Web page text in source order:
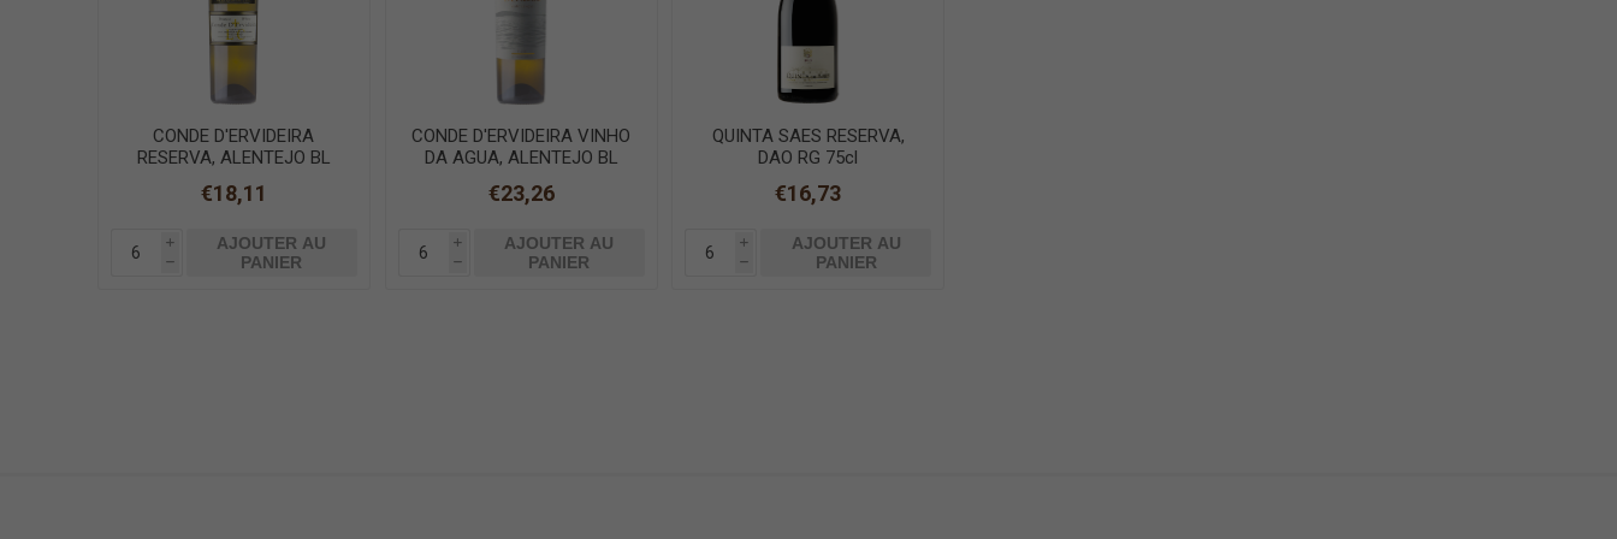
CONDE D'ERVIDEIRA
RESERVA, ALENTEJO BL
€18,11
i
h
AJOUTER AU
PANIER
CONDE D'ERVIDEIRA VINHO
DA AGUA, ALENTEJO BL
€23,26
i
h
AJOUTER AU
PANIER
QUINTA SAES RESERVA,
DAO RG 75cl
€16,73
i
h
AJOUTER AU
PANIER